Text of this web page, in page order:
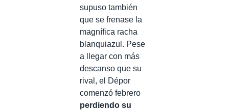
supuso también
que se frenase la
magnífica racha
blanquiazul. Pese
a llegar con más
descanso que su
rival, el Dépor
comenzó febrero
perdiendo su